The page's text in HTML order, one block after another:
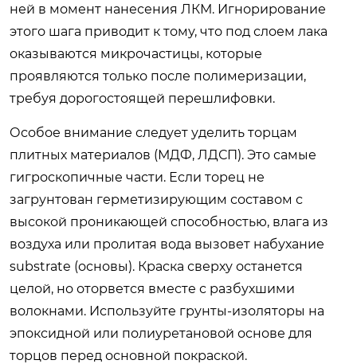
ней в момент нанесения ЛКМ. Игнорирование
этого шага приводит к тому, что под слоем лака
оказываются микрочастицы, которые
проявляются только после полимеризации,
требуя дорогостоящей перешлифовки.
Особое внимание следует уделить торцам
плитных материалов (МДФ, ЛДСП). Это самые
гигроскопичные части. Если торец не
загрунтован герметизирующим составом с
высокой проникающей способностью, влага из
воздуха или пролитая вода вызовет набухание
substrate (основы). Краска сверху останется
целой, но оторвется вместе с разбухшими
волокнами. Используйте грунты-изоляторы на
эпоксидной или полиуретановой основе для
торцов перед основной покраской.